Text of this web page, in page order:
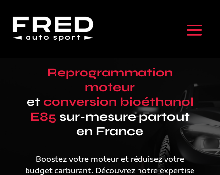
Reprogrammation
moteur
et conversion bioéthanol
E85 sur-mesure partout
en France
Boostez votre moteur et réduisez votre
budget carburant. Découvrez notre expertise